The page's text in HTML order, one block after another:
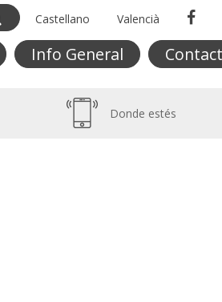
Castellano Valencià
Info General
Donde estés